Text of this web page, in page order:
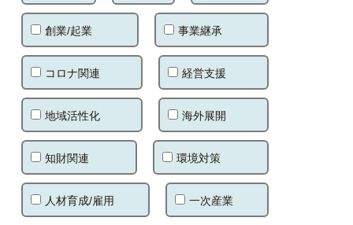
創業/起業 事業継承
コロナ関連 経営支援
地域活性化 海外展開
知財関連 環境対策
人材育成/雇用 一次産業